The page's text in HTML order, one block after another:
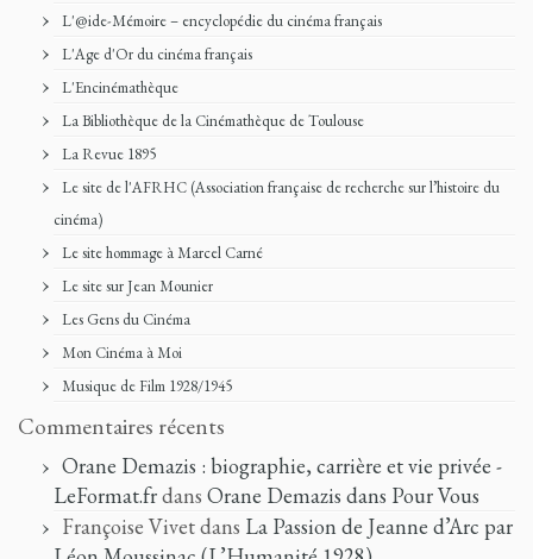
L'@ide-Mémoire – encyclopédie du cinéma français
L'Age d'Or du cinéma français
L'Encinémathèque
La Bibliothèque de la Cinémathèque de Toulouse
La Revue 1895
Le site de l'AFRHC (Association française de recherche sur l’histoire du
cinéma)
Le site hommage à Marcel Carné
Le site sur Jean Mounier
Les Gens du Cinéma
Mon Cinéma à Moi
Musique de Film 1928/1945
Commentaires récents
Orane Demazis : biographie, carrière et vie privée -
LeFormat.frdans Orane Demazis dans Pour Vous
Françoise Vivetdans La Passion de Jeanne d’Arc par